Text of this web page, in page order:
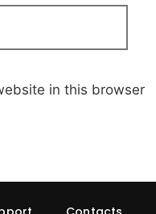
in this browser